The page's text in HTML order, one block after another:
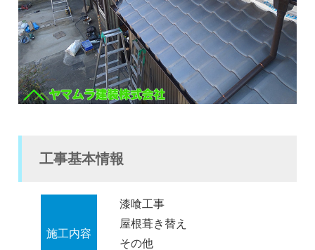
工事基本情報
施工内容
漆喰工事
屋根葺き替え
その他